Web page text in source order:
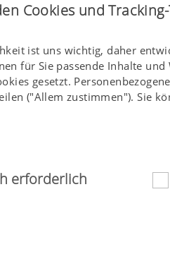
Cookies und
ist uns wichtig, daher
für Sie passende Inhalte
gesetzt.
("Allem zustimmen"). Sie
Technologien und Cookies
erforderlich